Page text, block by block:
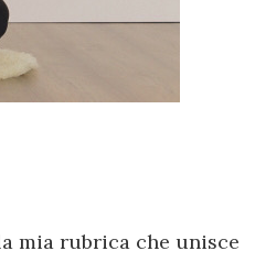
mia rubrica che unisce